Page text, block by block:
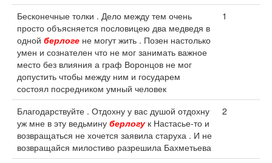
Бесконечные толки . Дело между тем очень
просто объясняется пословицею два медведя в
одной берлоге не могут жить . Позен настолько
умен и сознателен что не мог занимать важное
место без влияния а граф Воронцов не мог
допустить чтобы между ним и государем
состоял посредником умный человек
1
Благодарствуйте . Отдохну у вас душой отдохну
уж мне в эту ведьмину берлогук Настасье-то и
возвращаться не хочется заявила старуха . И не
возвращайся милостиво разрешила Бахметьева
2